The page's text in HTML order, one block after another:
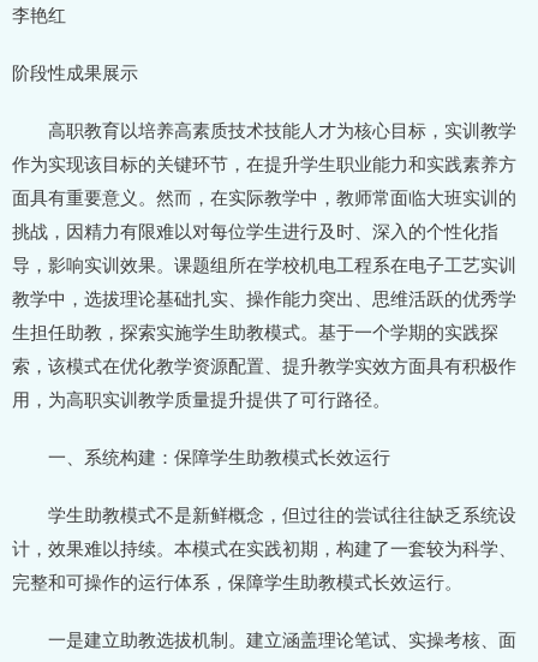
李艳红
阶段性成果展示
高职教育以培养高素质技术技能人才为核心目标，实训教学
作为实现该目标的关键环节，在提升学生职业能力和实践素养方
面具有重要意义。然而，在实际教学中，教师常面临大班实训的
挑战，因精力有限难以对每位学生进行及时、深入的个性化指
导，影响实训效果。课题组所在学校机电工程系在电子工艺实训
教学中，选拔理论基础扎实、操作能力突出、思维活跃的优秀学
生担任助教，探索实施学生助教模式。基于一个学期的实践探
索，该模式在优化教学资源配置、提升教学实效方面具有积极作
用，为高职实训教学质量提升提供了可行路径。
一、系统构建：保障学生助教模式长效运行
学生助教模式不是新鲜概念，但过往的尝试往往缺乏系统设
计，效果难以持续。本模式在实践初期，构建了一套较为科学、
完整和可操作的运行体系，保障学生助教模式长效运行。
一是建立助教选拔机制。建立涵盖理论笔试、实操考核、面